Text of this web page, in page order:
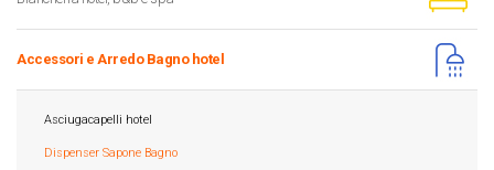
Accessori e Arredo Bagno hotel
Asciugacapelli hotel
Dispenser Sapone Bagno